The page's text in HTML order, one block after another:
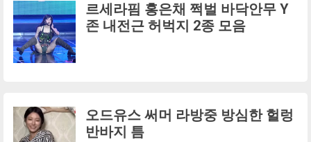
르세라핌 홍은채 쩍벌 바닥안무 Y
존 내전근 허벅지 2종 모음
오드유스 써머 라방중 방심한 헐렁
반바지 틈